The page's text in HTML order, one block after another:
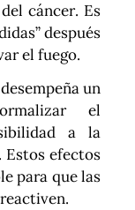
cáncer. Es
después
el fuego.
un
el
a la
efectos
para que las